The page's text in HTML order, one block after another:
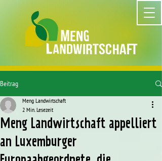
Beitrag
Meng Landwirtschaft appelliert
an Luxemburger
Meng Landwirtschaft
2 Min. Lesezeit